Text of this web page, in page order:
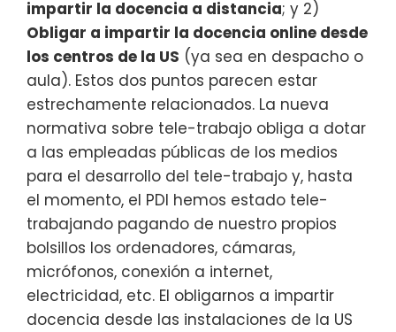
impartir la docencia a distancia; y 2)
Obligar a impartir la docencia online desde
los centros de la US (ya sea en despacho o
aula). Estos dos puntos parecen estar
estrechamente relacionados. La nueva
normativa sobre tele-trabajo obliga a dotar
a las empleadas públicas de los medios
para el desarrollo del tele-trabajo y, hasta
el momento, el PDI hemos estado tele-
trabajando pagando de nuestro propios
bolsillos los ordenadores, cámaras,
micrófonos, conexión a internet,
electricidad, etc. El obligarnos a impartir
docencia desde las instalaciones de la US